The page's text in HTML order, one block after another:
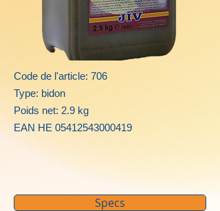
Code de l'article: 706
Type: bidon
Poids net: 2.9 kg
EAN HE 05412543000419
Specs